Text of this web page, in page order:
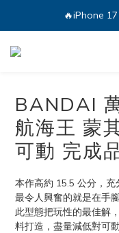
🔥iPhone
🔥iPhone
💕加入Q
BANDAI
航海王 蒙
可動 完成
本作高約 15.5 公分，充
最令人興奮的就是在手
此型態把玩性的最佳解
料打造，盡量減低對可